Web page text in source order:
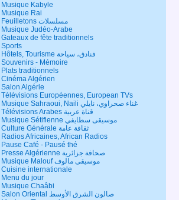
Musique Kabyle
Musique Rai
Feuilletons مسلسلات
Musique Judéo-Arabe
Gateaux de fête traditionnels
Sports
Hôtels, Tourisme فنادق، سياحة
Souvenirs - Mémoire
Plats traditionnels
Cinéma Algérien
Salon Algérie
Télévisions Européennes, European TVs
Musique Sahraoui, Naili غناء صحراوي، نايلي
Télévisions Arabes قناة عربية
Musique Sétifienne موسيقى سطايفي
Culture Générale ثقافة عامة
Radios Africaines, African Radios
Pause Café - Pausé thé
Presse Algérienne صحافة جزائرية
Musique Malouf موسيقى مالوف
Cuisine internationale
Menu du jour
Musique Chaâbi
Salon Oriental صالون الشرق الأوسط